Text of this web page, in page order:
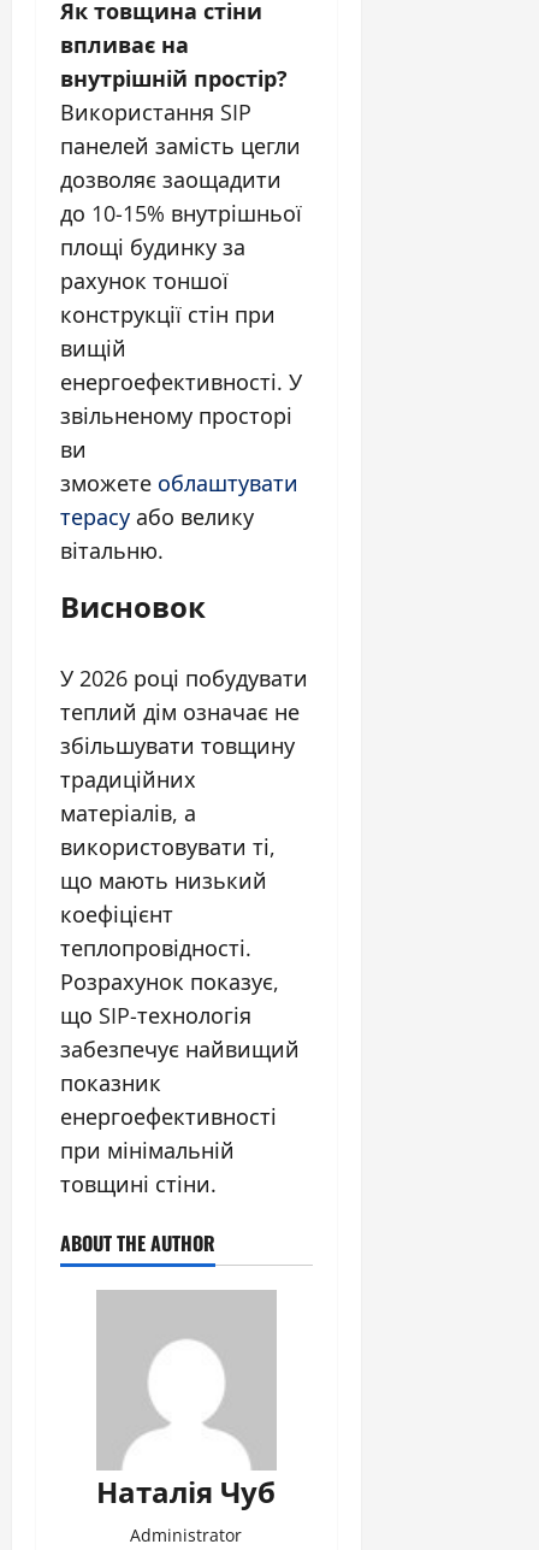
Як товщина стіни
впливає на
внутрішній простір?
Використання SIP
панелей замість цегли
дозволяє заощадити
до 10-15% внутрішньої
площі будинку за
рахунок тоншої
конструкції стін при
вищій
енергоефективності. У
звільненому просторі
ви
зможете облаштувати
терасу або велику
вітальню.
Висновок
У 2026 році побудувати
теплий дім означає не
збільшувати товщину
традиційних
матеріалів, а
використовувати ті,
що мають низький
коефіцієнт
теплопровідності.
Розрахунок показує,
що SIP-технологія
забезпечує найвищий
показник
енергоефективності
при мінімальній
товщині стіни.
ABOUT THE AUTHOR
Наталія Чуб
Administrator